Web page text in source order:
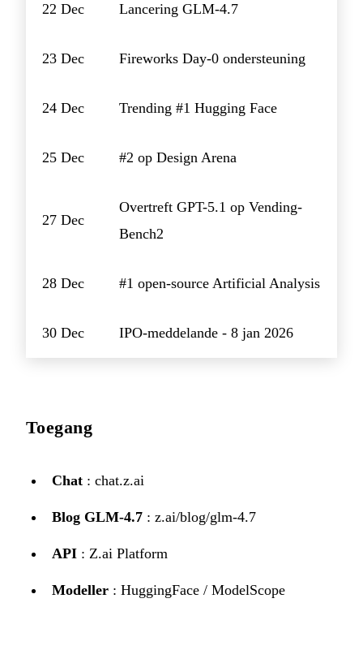
22 Dec Lancering GLM-4.7
23 Dec Fireworks Day-0 ondersteuning
24 Dec Trending #1 Hugging Face
25 Dec #2 op Design Arena
27 Dec
Overtreft GPT-5.1 op Vending-
Bench2
28 Dec #1 open-source Artificial Analysis
30 Dec IPO-meddelande - 8 jan 2026
Toegang
Chat : chat.z.ai
Blog GLM-4.7 : z.ai/blog/glm-4.7
API : Z.ai Platform
Modeller : HuggingFace / ModelScope